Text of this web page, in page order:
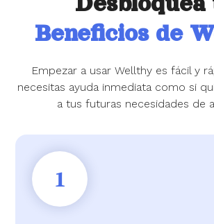
Beneficios de
Empezar a usar Wellthy es fácil y
necesitas ayuda inmediata como si
a tus futuras necesidades de
1